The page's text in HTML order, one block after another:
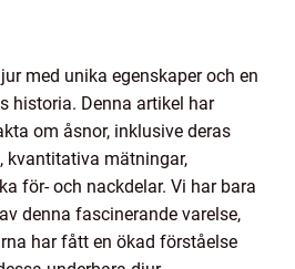
med unika egenskaper och en
historia. Denna artikel har
om åsnor, inklusive deras
kvantitativa mätningar,
för- och nackdelar. Vi har bara
denna fascinerande varelse,
har fått en ökad förståelse